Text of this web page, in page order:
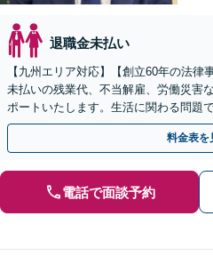
退職金未払い
【九州エリア対応】【創立60年の法律
未払いの残業代、不当解雇、労働災害
ポートいたします。生活に関わる問題
しっかりと労働者の権利を主張してい
料金表を
電話で面談予約